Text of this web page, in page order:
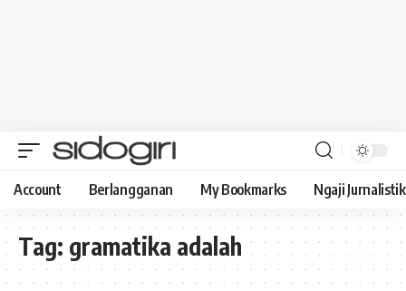
Account Berlangganan My Bookmarks Ngaji Jurnalistik
Tag: gramatika adalah